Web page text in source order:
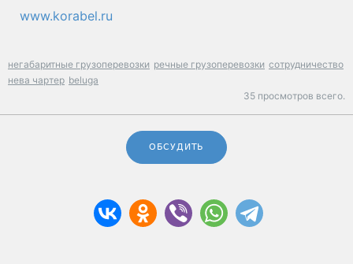
www.korabel.ru
негабаритные грузоперевозки речные грузоперевозки сотрудничество
нева чартер beluga
35 просмотров всего.
ОБСУДИТЬ